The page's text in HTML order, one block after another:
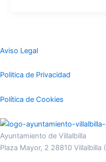
Aviso Legal
Politica de Privacidad
Política de Cookies
Ayuntamiento de Villalbilla
Plaza Mayor, 2 28810 Villalbilla